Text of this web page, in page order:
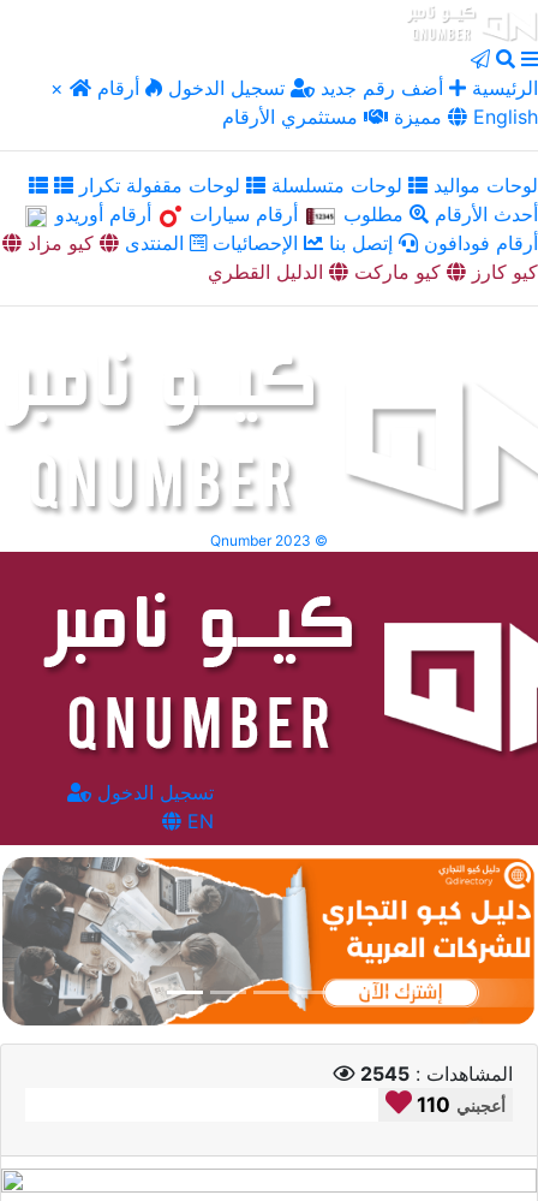
× الرئيسية أضف رقم جديد تسجيل الدخول
أرقام
مميزة
مستثمري الأرقام English
لوحات مواليد لوحات متسلسلة
لوحات مقفولة تكرار
أحدث الأرقام
مطلوب أرقام سيارات
أرقام أوريدو
أرقام فودافون
إتصل بنا الإحصائيات المنتدى
كيو مزاد
كيو كارز
كيو ماركت الدليل القطري
Qnumber 2023 ©
تسجيل الدخول
EN
المشاهدات : 2545
110 أعجبني